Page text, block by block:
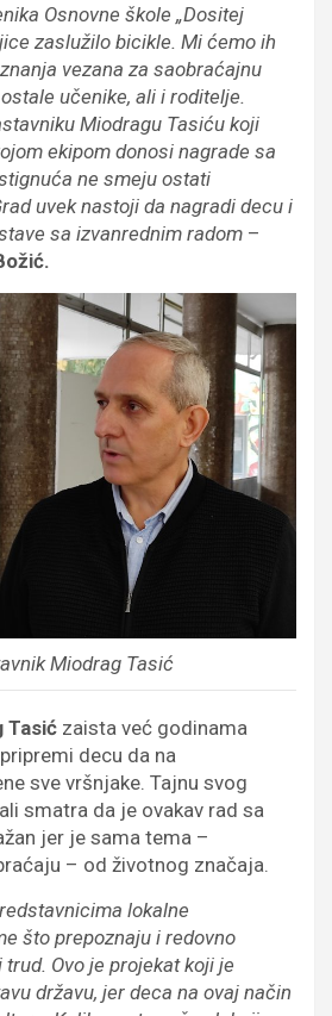
Osnovne škole „Dositej
zaslužilo bicikle. Mi ćemo ih
vezana za saobraćajnu
učenike, ali i roditelje.
Miodragu Tasiću koji
ekipom donosi nagrade sa
ne smeju ostati
uvek nastoji da nagradi decu i
sa izvanrednim radom –
Miodrag Tasić
Tasić zaista već godinama
decu da na
sve vršnjake. Tajnu svog
smatra da je ovakav rad sa
jer je sama tema –
– od životnog značaja.
lokalne
što prepoznaju i redovno
Ovo je projekat koji je
državu, jer deca na ovaj način